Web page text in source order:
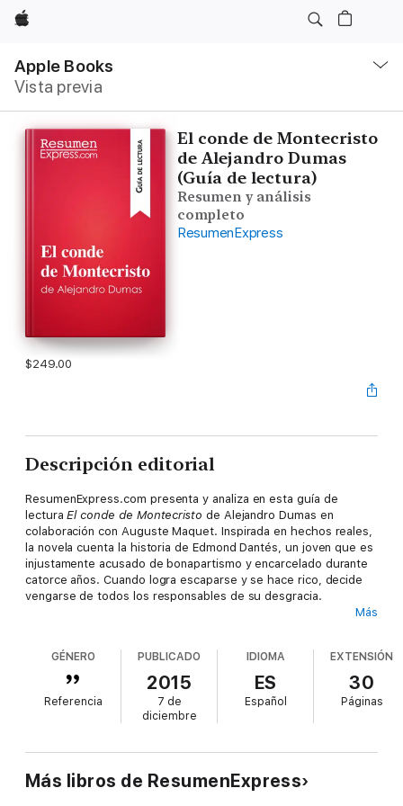
Apple
Apple Books
Vista previa
local
Abrir
El conde de Montecristo
de Alejandro Dumas
(Guía de lectura)
Resumen y análisis
completo
ResumenExpress
$249.00
Descripción editorial
ResumenExpress.com presenta y analiza en esta guía de
lecturaEl conde de Montecristo de Alejandro Dumas en
colaboración con Auguste Maquet. Inspirada en hechos reales,
la novela cuenta la historia de Edmond Dantés, un joven que es
injustamente acusado de bonapartismo y encarcelado durante
catorce años. Cuando logra escaparse y se hace rico, decide
vengarse de todos los responsables de su desgracia.
Esta guía incluye:
• Un resumen completo del libro
• Un estudio de los personajes
• Pistas para la reflexión
¿Por qué elegir ResumenExpress.com?
Más
GÉNERO
Referencia
PUBLICADO
2015
7 de
diciembre
IDIOMA
ES
Español
EXTENSIÓN
30
Páginas
Más libros de ResumenExpress